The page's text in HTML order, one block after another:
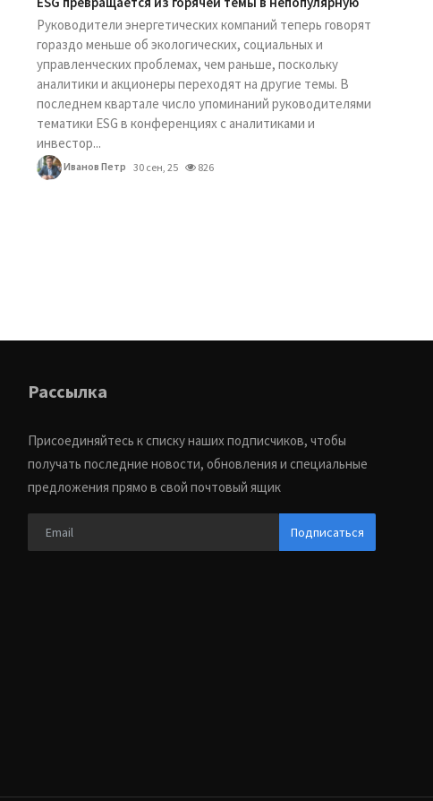
Руководители энергетических компаний теперь говорят
гораздо меньше об экологических, социальных и
управленческих проблемах, чем раньше, поскольку
аналитики и акционеры переходят на другие темы. В
последнем квартале число упоминаний руководителями
тематики ESG в конференциях с аналитиками и
инвестор...
Иванов Петр 30 сен, 25 826
Рассылка
Присоединяйтесь к списку наших подписчиков, чтобы
получать последние новости, обновления и специальные
предложения прямо в свой почтовый ящик
Подписаться